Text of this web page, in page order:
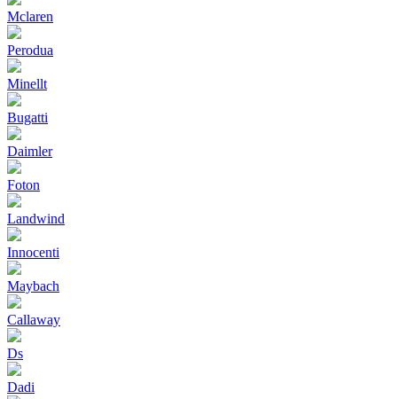
Mclaren
Perodua
Minellt
Bugatti
Daimler
Foton
Landwind
Innocenti
Maybach
Callaway
Ds
Dadi